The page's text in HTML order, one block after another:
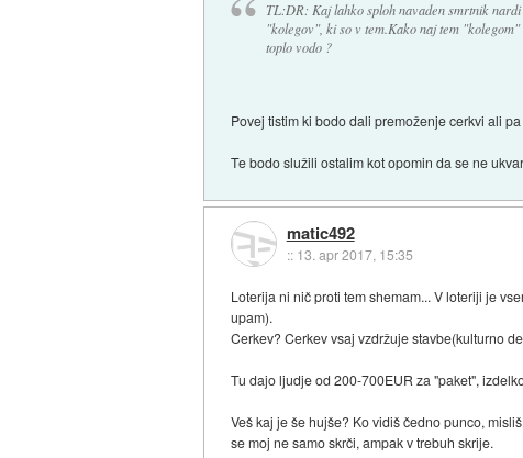
TL:DR: Kaj lahko sploh navaden smrtnik
"kolegov", ki so v tem.Kako naj tem
toplo vodo ?
Povej tistim ki bodo dali premoženje cerkvi ali
Te bodo služili ostalim kot opomin da se ne
matic492
:: 13. apr 2017, 15:35
Loterija ni nič proti tem shemam... V loteriji je
upam).
Cerkev? Cerkev vsaj vzdržuje stavbe(kulturno
Tu dajo ljudje od 200-700EUR za "paket",
Veš kaj je še hujše? Ko vidiš čedno punco,
se moj ne samo skrči, ampak v trebuh skrije.